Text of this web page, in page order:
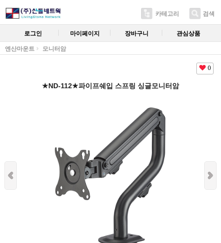
카테고리 검색
로그인 마이페이지 장바구니 관심상품
엔산마운트 모니터암
0
★ND-112★파이프쉐입 스프링 싱글모니터암